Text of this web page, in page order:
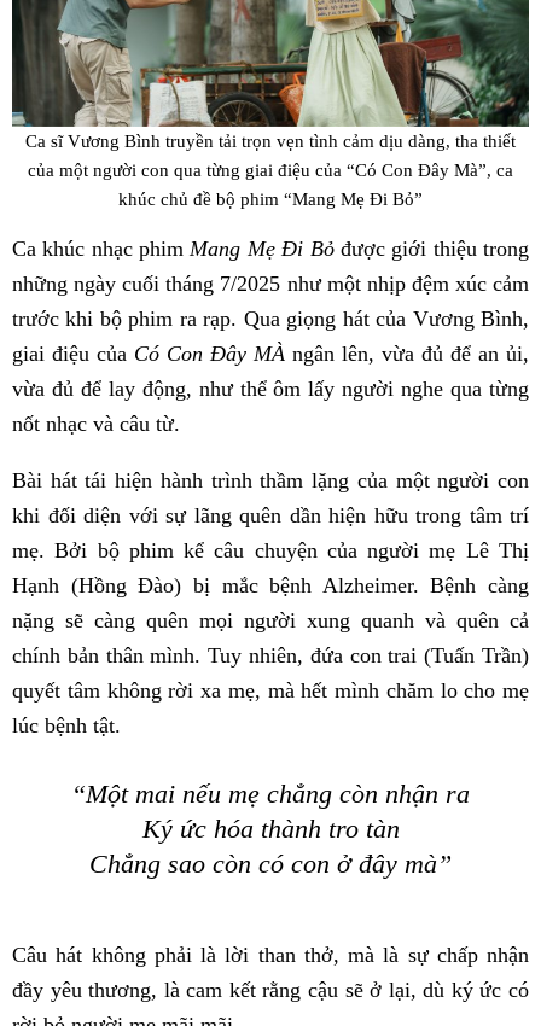
Ca sĩ Vương Bình truyền tải trọn vẹn tình cảm dịu dàng, tha thiết
của một người con qua từng giai điệu của “Có Con Đây Mà”, ca
khúc chủ đề bộ phim “Mang Mẹ Đi Bỏ”
Ca khúc nhạc phim Mang Mẹ Đi Bỏđược giới thiệu trong
những ngày cuối tháng 7/2025 như một nhịp đệm xúc cảm
trước khi bộ phim ra rạp. Qua giọng hát của Vương Bình,
giai điệu của Có Con Đây MÀ ngân lên, vừa đủ để an ủi,
vừa đủ để lay động, như thể ôm lấy người nghe qua từng
nốt nhạc và câu từ.
Bài hát tái hiện hành trình thầm lặng của một người con
khi đối diện với sự lãng quên dần hiện hữu trong tâm trí
mẹ. Bởi bộ phim kể câu chuyện của người mẹ Lê Thị
Hạnh (Hồng Đào) bị mắc bệnh Alzheimer. Bệnh càng
nặng sẽ càng quên mọi người xung quanh và quên cả
chính bản thân mình. Tuy nhiên, đứa con trai (Tuấn Trần)
quyết tâm không rời xa mẹ, mà hết mình chăm lo cho mẹ
lúc bệnh tật.
“Một mai nếu mẹ chẳng còn nhận ra
Ký ức hóa thành tro tàn
Chẳng sao còn có con ở đây mà”
Câu hát không phải là lời than thở, mà là sự chấp nhận
đầy yêu thương, là cam kết rằng cậu sẽ ở lại, dù ký ức có